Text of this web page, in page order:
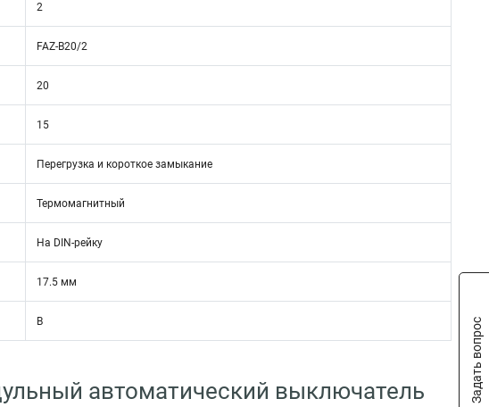
2
FAZ-B20/2
20
15
Перегрузка и короткое замыкание
Термомагнитный
На DIN-рейку
17.5 мм
B
автоматический выключатель
Задать вопрос